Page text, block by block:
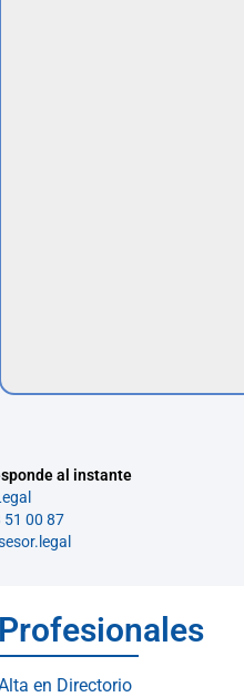
al instante
51 00 87
Profesionales
en Directorio